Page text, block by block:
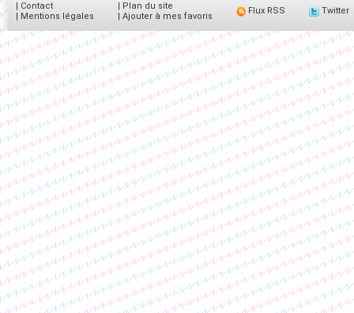
| Contact
| Mentions légales
| Plan du site
| Ajouter à mes favoris
Flux RSS Twitter